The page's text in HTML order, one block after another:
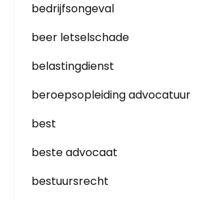
bedrijfsongeval
beer letselschade
belastingdienst
beroepsopleiding advocatuur
best
beste advocaat
bestuursrecht